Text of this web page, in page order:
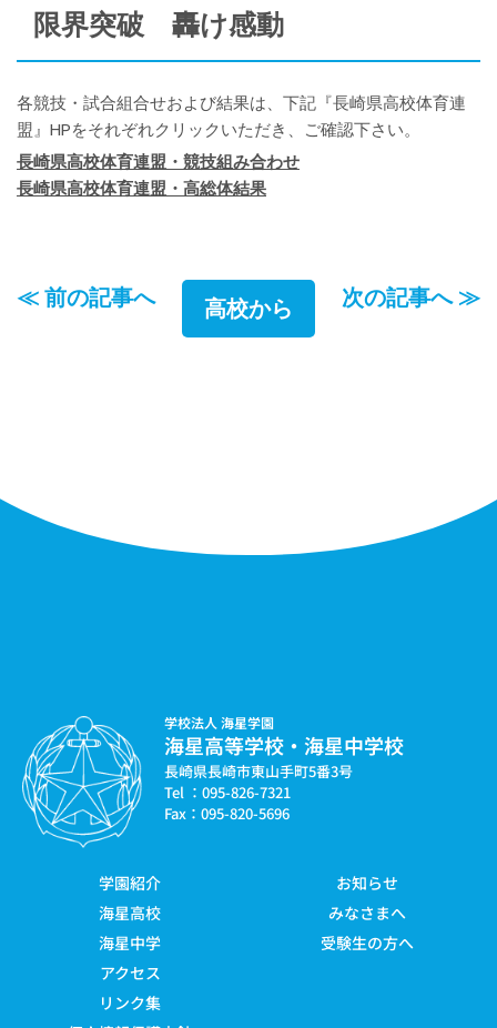
限界突破 轟け感動
各競技・試合組合せおよび結果は、下記『長崎県高校体育連
盟』HPをそれぞれクリックいただき、ご確認下さい。
長崎県高校体育連盟・競技組み合わせ
長崎県高校体育連盟・高総体結果
≪ 前の記事へ 高校から 次の記事へ ≫
学校法人 海星学園
海星高等学校・海星中学校
長崎県長崎市東山手町5番3号
Tel ：095-826-7321
Fax：095-820-5696
学園紹介
海星高校
海星中学
アクセス
リンク集
お知らせ
みなさまへ
受験生の方へ